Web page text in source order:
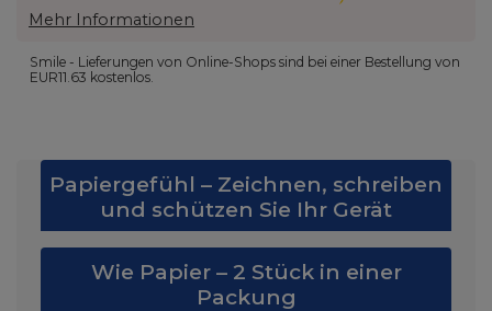
Mehr Informationen
Smile - Lieferungen von Online-Shops sind bei einer Bestellung von
EUR11.63 kostenlos.
Papiergefühl – Zeichnen, schreiben
und schützen Sie Ihr Gerät
Wie Papier – 2 Stück in einer
Packung